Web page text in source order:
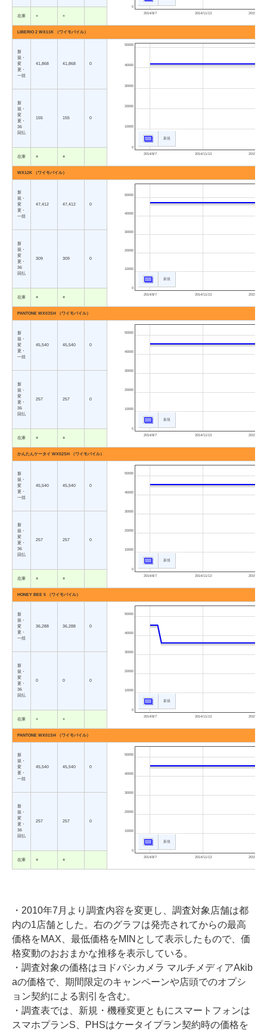
2014/8/7 2014/11/13 2015/2/19
0
在庫 × ×
LIBERIO 2 WX11K （ワイモバイル）
新
規・
変
更・
一括
41,868 41,868 0
2014/8/7 2014/11/13 2015/2/19
0
10000
20000
30000
40000
50000
新規
新
規・
変
更・
36
回払
155 155 0
在庫 ○ ○
WX12K （ワイモバイル）
新
規・
変
更・
一括
47,412 47,412 0
2014/8/7 2014/11/13 2015/2/19
0
10000
20000
30000
40000
50000
新規
新
規・
変
更・
36
回払
309 309 0
在庫 ○ ○
PANTONE WX03SH （ワイモバイル）
新
規・
変
更・
一括
45,540 45,540 0
2014/8/7 2014/11/13 2015/2/19
0
10000
20000
30000
40000
50000
新規
新
規・
変
更・
36
回払
257 257 0
在庫 ○ ○
かんたんケータイ WX02SH （ワイモバイル）
新
規・
変
更・
一括
45,540 45,540 0
2014/8/7 2014/11/13 2015/2/19
0
10000
20000
30000
40000
50000
新規
新
規・
変
更・
36
回払
257 257 0
在庫 ○ ○
HONEY BEE 5 （ワイモバイル）
新
規・
変
更・
一括
36,288 36,288 0
2014/8/7 2014/11/13 2015/2/19
0
10000
20000
30000
40000
50000
新規
新
規・
変
更・
36
回払
0 0 0
在庫 × ×
PANTONE WX01SH （ワイモバイル）
新
規・
変
更・
一括
45,540 45,540 0
2014/8/7 2014/11/13 2015/2/19
0
10000
20000
30000
40000
50000
新規
新
規・
変
更・
36
回払
257 257 0
在庫 ○ ○
・2010年7月より調査内容を変更し、調査対象店舗は都
内の1店舗とした。右のグラフは発売されてからの最高
価格をMAX、最低価格をMINとして表示したもので、価
格変動のおおまかな推移を表示している。
・調査対象の価格はヨドバシカメラ マルチメディアAkib
aの価格で、期間限定のキャンペーンや店頭でのオプシ
ョン契約による割引を含む。
・調査表では、新規・機種変更ともにスマートフォンは
スマホプランS、PHSはケータイプラン契約時の価格を